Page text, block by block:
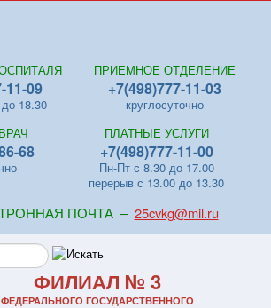
11-09
18.30
ПРИЕМНОЕ ОТДЕЛЕНИЕ
+7(498)777-11-03
круглосуточно
68
ПЛАТНЫЕ УСЛУГИ
+7(498)777-11-00
Пн-Пт с 8.30 до 17.00
перерыв с 13.00 до 13.30
ПОЧТА – 25cvkg@mil.ru
ФИЛИАЛ № 3
ФЕДЕРАЛЬНОГО ГОСУДАРСТВЕННОГО